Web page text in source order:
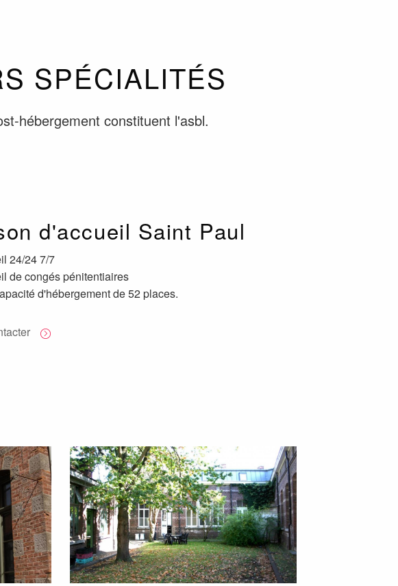
SPÉCIALITÉS
hébergement constituent l'asbl.
d'accueil Saint Paul
24/24 7/7
de congés pénitentiaires
d'hébergement de 52 places.